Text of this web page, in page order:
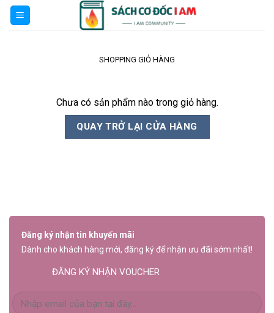
Skip
SHOPPING GIỎ HÀNG
Chưa có sản phẩm nào trong giỏ hàng.
QUAY TRỞ LẠI CỬA HÀNG
Đăng ký nhận tin khuyến mãi
Dành cho khách hàng mới, đăng ký để nhận ưu đãi sớm nhất!
ĐĂNG KÝ NHẬN VOUCHER